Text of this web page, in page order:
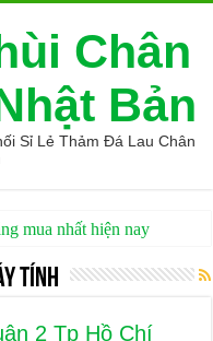
Chân
Bản
Sỉ Lẻ Thảm Đá Lau Chân
mua nhất hiện nay
tính
2 Tp Hồ Chí